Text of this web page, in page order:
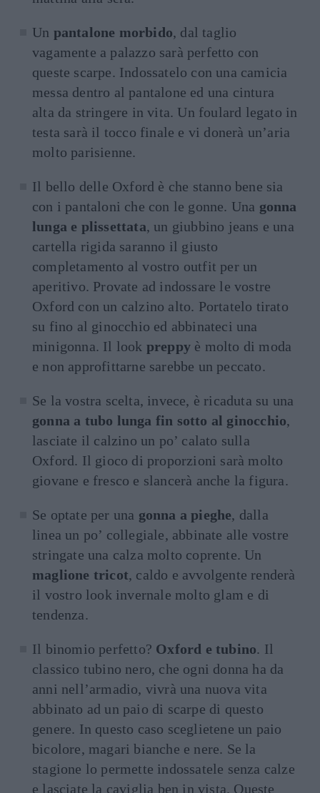
Un pantalone morbido, dal taglio
vagamente a palazzo sarà perfetto con
queste scarpe. Indossatelo con una camicia
messa dentro al pantalone ed una cintura
alta da stringere in vita. Un foulard legato in
testa sarà il tocco finale e vi donerà un’aria
molto parisienne.
Il bello delle Oxford è che stanno bene sia
con i pantaloni che con le gonne. Una gonna
lunga e plissettata, un giubbino jeans e una
cartella rigida saranno il giusto
completamento al vostro outfit per un
aperitivo. Provate ad indossare le vostre
Oxford con un calzino alto. Portatelo tirato
su fino al ginocchio ed abbinateci una
minigonna. Il look preppy è molto di moda
e non approfittarne sarebbe un peccato.
Se la vostra scelta, invece, è ricaduta su una
gonna a tubo lunga fin sotto al ginocchio,
lasciate il calzino un po’ calato sulla
Oxford. Il gioco di proporzioni sarà molto
giovane e fresco e slancerà anche la figura.
Se optate per una gonna a pieghe, dalla
linea un po’ collegiale, abbinate alle vostre
stringate una calza molto coprente. Un
maglione tricot, caldo e avvolgente renderà
il vostro look invernale molto glam e di
tendenza.
Il binomio perfetto? Oxford e tubino. Il
classico tubino nero, che ogni donna ha da
anni nell’armadio, vivrà una nuova vita
abbinato ad un paio di scarpe di questo
genere. In questo caso sceglietene un paio
bicolore, magari bianche e nere. Se la
stagione lo permette indossatele senza calze
e lasciate la caviglia ben in vista. Queste